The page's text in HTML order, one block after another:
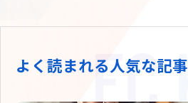
海外進出・現地
よく読まれる人気な記事